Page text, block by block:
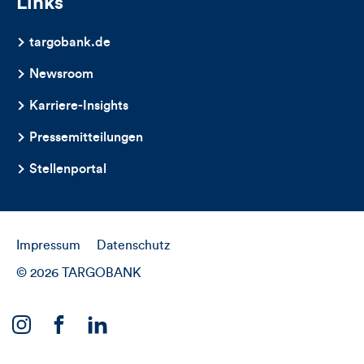
targobank.de
Newsroom
Karriere-Insights
Pressemitteilungen
Stellenportal
Impressum Datenschutz
© 2026 TARGOBANK